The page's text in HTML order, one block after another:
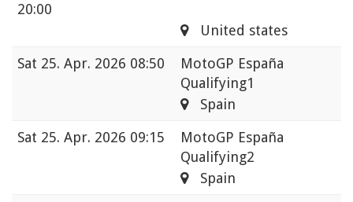
20:00
United states
Sat 25. Apr. 2026 08:50
MotoGP España
Qualifying1
Spain
Sat 25. Apr. 2026 09:15
MotoGP España
Qualifying2
Spain